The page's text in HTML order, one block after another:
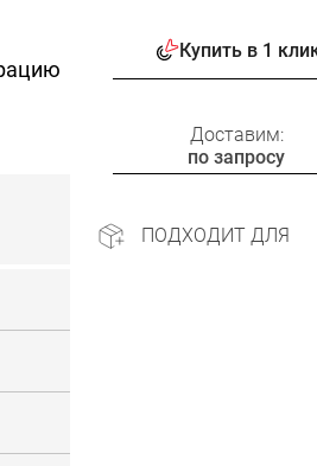
Купить в 1
Доставим:
по запросу
ПОДХОДИТ ДЛЯ